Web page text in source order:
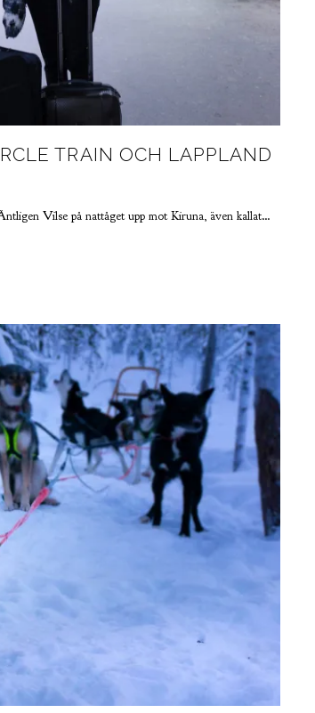
TRAIN OCH LAPPLAND
Vilse på nattåget upp mot Kiruna, även kallat…